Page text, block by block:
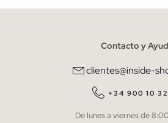
He leído y entiendo lapolítica de
QUIERO
* Puedes cancelar la suscripción en
Contacto y
clientes@inside-
+34 900 10
De lunes a viernes de